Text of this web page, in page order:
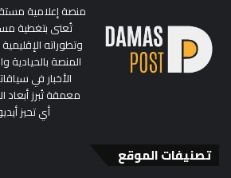
منصة إعلامية
تُعنى بتغطية
وتطوراته
المنصة بالحيادية
الأخبار في
معمقة تُبرز أبعاد
أي تحيز
تصنيفات الموقع